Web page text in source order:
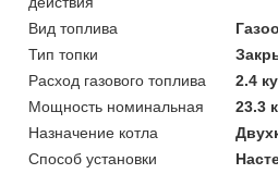
Вид топлива
Тип топки
Расход газового топлива
2.4
Мощность номинальная
23.3
Назначение котла
Способ установки